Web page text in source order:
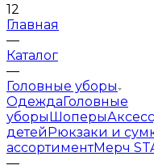
12
Главная
—
Каталог
—
Головные уборы
ОдеждаГоловные
уборыШоперы
детейРюкзаки и
ассортиментМерч